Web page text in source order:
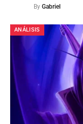
By Gabriel
ANÁLISIS